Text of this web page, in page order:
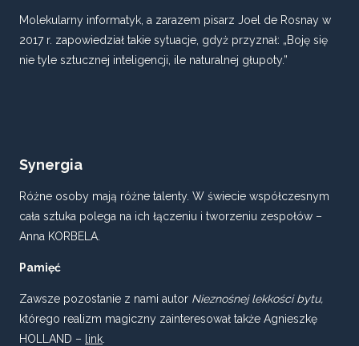
Molekularny informatyk, a zarazem pisarz Joel de Rosnay w
2017 r. zapowiedział takie sytuacje, gdyż przyznał: „Boję się
nie tyle sztucznej inteligencji, ile naturalnej głupoty.”
Synergia
Różne osoby mają różne talenty. W świecie współczesnym
cała sztuka polega na ich łączeniu i tworzeniu zespołów –
Anna KORBELA.
Pamięć
Zawsze pozostanie z nami autor Nieznośnej lekkości bytu,
którego realizm magiczny zainteresował także Agnieszkę
HOLLAND –
link